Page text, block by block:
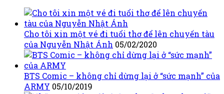
Cho tôi xin một vé đi tuổi thơ để lên chuyến tàu
của Nguyễn Nhật Ánh 05/02/2020
BTS Comic – không chỉ dừng lại ở “sức mạnh” của
ARMY 05/10/2019